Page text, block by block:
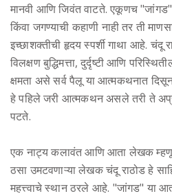
मानवी आणि जिवंत वाटते. एकूणच
किंवा जगण्याची कहाणी नाही तर ती
इच्छाशक्तीची हृदय स्पर्शी गाथा आहे. चंदू
विलक्षण बुद्धिमत्ता, दुर्दृष्टी आणि
क्षमता असे सर्व पैलू या आत्मकथनात
हे पहिले जरी आत्मकथन असले तरी ते
पटते.
एक नाट्य कलावंत आणि आता लेखक म्हणून
ठसा उमटवणाऱ्या लेखक चंदू राठोड हे
महत्त्वाचे स्थान ठरले आहे. "जांगड" या